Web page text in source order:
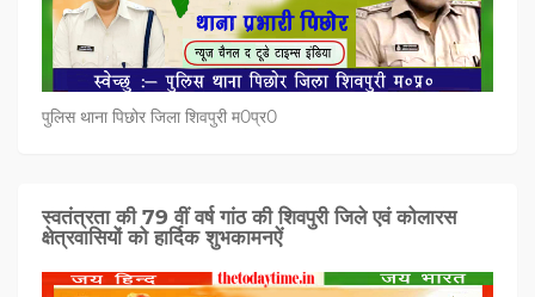
पुलिस थाना पिछोर जिला शिवपुरी म0प्र0
स्वतंत्रता की 79 वीं वर्ष गांठ की शिवपुरी जिले एवं कोलारस
क्षेत्रवासियों को हार्दिक शुभकामनऐं